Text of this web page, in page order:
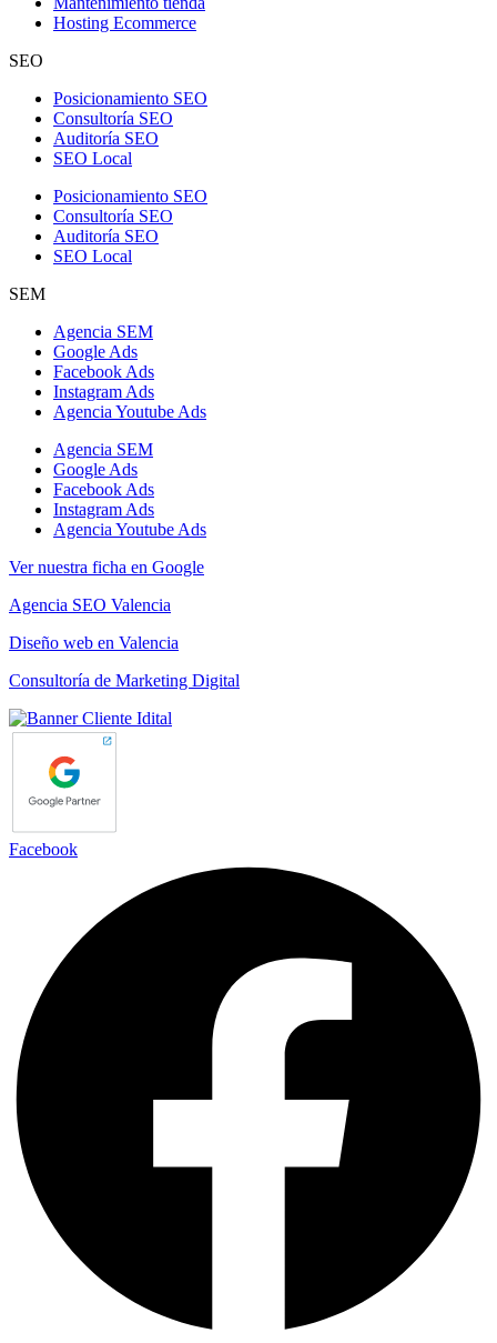
Hosting Ecommerce
SEO
Posicionamiento SEO
Consultoría SEO
Auditoría SEO
SEO Local
Posicionamiento SEO
Consultoría SEO
Auditoría SEO
SEO Local
SEM
Agencia SEM
Google Ads
Facebook Ads
Instagram Ads
Agencia Youtube Ads
Agencia SEM
Google Ads
Facebook Ads
Instagram Ads
Agencia Youtube Ads
Ver nuestra ficha en Google
Agencia SEO Valencia
Diseño web en Valencia
Consultoría de Marketing Digital
Facebook